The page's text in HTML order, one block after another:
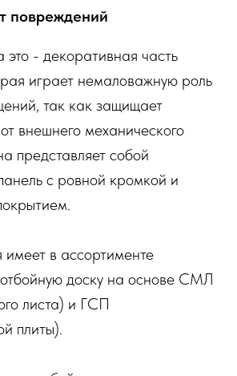
повреждений
- декоративная часть
играет немаловажную роль
так как защищает
внешнего механического
представляет собой
с ровной кромкой и
в ассортименте
доску на основе СМЛ
листа) и ГСП
плиты).